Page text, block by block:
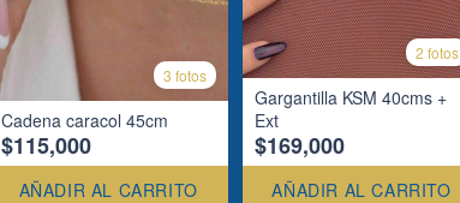
3 fotos
Cadena caracol 45cm
$115,000
AÑADIR AL CARRITO
2 fotos
Gargantilla KSM 40cms +
Ext
$169,000
AÑADIR AL CARRITO